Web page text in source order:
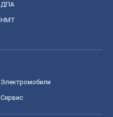
ДПА
НМТ
Электромобили
Сервис